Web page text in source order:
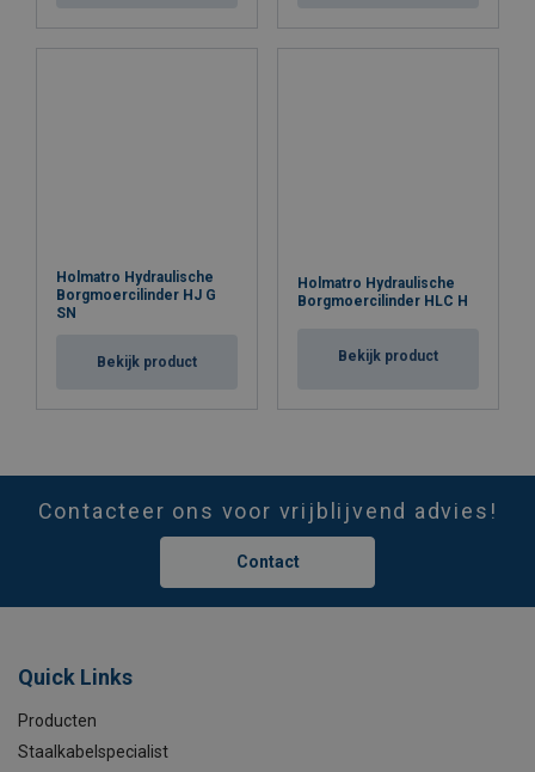
Holmatro Hydraulische
Borgmoercilinder HJ G
SN
Bekijk product
Holmatro Hydraulische
Borgmoercilinder HLC H
Bekijk product
Contacteer ons voor vrijblijvend advies!
Contact
Quick Links
Producten
Staalkabelspecialist